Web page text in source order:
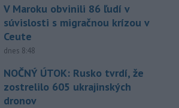
V Maroku obvinili 86 ľudí v
súvislosti s migračnou krízou v
Ceute
dnes 8:48
NOČNÝ ÚTOK: Rusko tvrdí, že
zostrelilo 605 ukrajinských
dronov